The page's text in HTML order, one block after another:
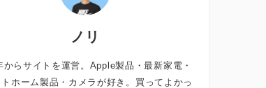
ノリ
からサイトを運営。Apple製品・最新家電・
トホーム製品・カメラが好き。買ってよかっ